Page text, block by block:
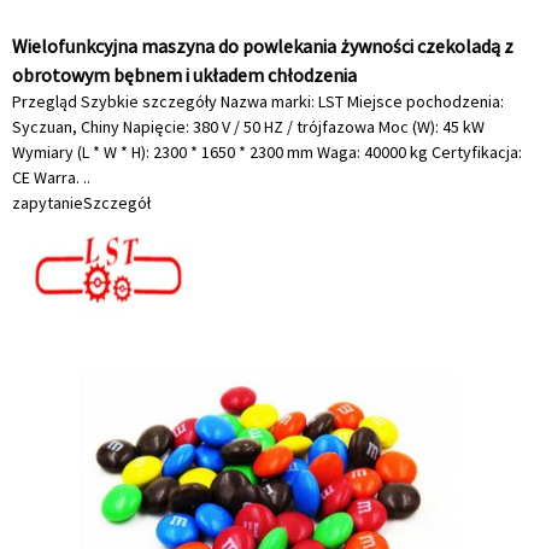
Wielofunkcyjna maszyna do powlekania żywności czekoladą z
obrotowym bębnem i układem chłodzenia
Przegląd Szybkie szczegóły Nazwa marki: LST Miejsce pochodzenia:
Syczuan, Chiny Napięcie: 380 V / 50 HZ / trójfazowa Moc (W): 45 kW
Wymiary (L * W * H): 2300 * 1650 * 2300 mm Waga: 40000 kg Certyfikacja:
CE Warra. ..
zapytanieSzczegół